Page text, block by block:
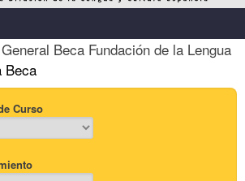
Beca Fundación de la Lengua
Beca
Curso